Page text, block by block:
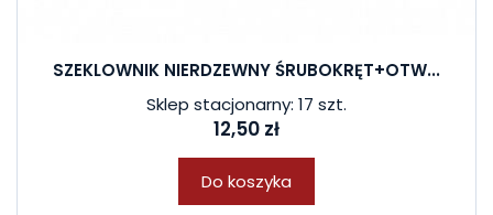
SZEKLOWNIK NIERDZEWNY ŚRUBOKRĘT+OTW...
Sklep stacjonarny: 17 szt.
12,50 zł
Do koszyka